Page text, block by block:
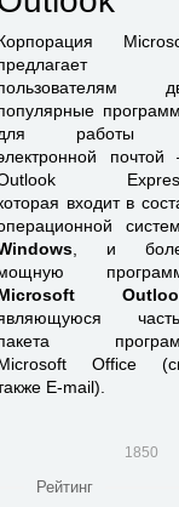
работы
входит в
, и
Office
E-mail).
1850
Рейтинг